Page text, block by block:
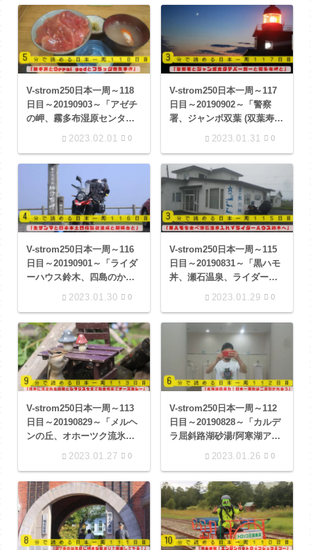
V-strom250日本一周～118
日目～20190903～「アゼチ
の岬、霧多布湿原センタ
2023.02.01 0
V-strom250日本一周～117
日目～20190902～「警察
署、ジャンボ双葉 (双葉寿
2023.01.31 0
V-strom250日本一周～116
日目～20190901～「ライダ
ーハウス鈴木、四島のかけ
2023.01.30 0
V-strom250日本一周～115
日目～20190831～「黒ハモ
丼、瀬石温泉、ライダーハ
2023.01.29 0
V-strom250日本一周～113
日目～20190829～「メルヘ
ンの丘、オホーツク流氷
駅 パパスランドさっつる」
2023.01.27 0
V-strom250日本一周～112
日目～20190828～「カルデ
ラ屈斜路湖砂湯/阿寒湖アイ
2023.01.26 0